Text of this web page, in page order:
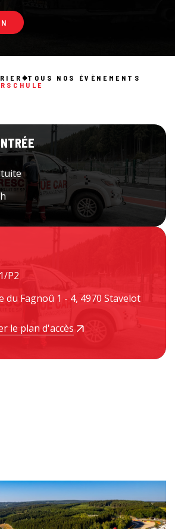
TOUS NOS ÉVÈNEMENTS
P2
du Fagnoû 1 - 4, 4970 Stavelot
le plan d'accès